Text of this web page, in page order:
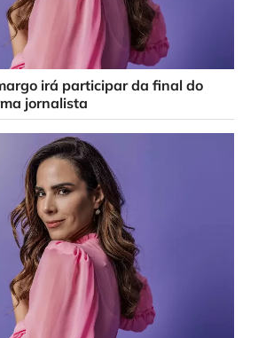
irá participar da final do
jornalista